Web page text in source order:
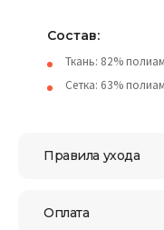
Состав:
Ткань: 82%
Сетка: 63%
Правила ухода
Оплата